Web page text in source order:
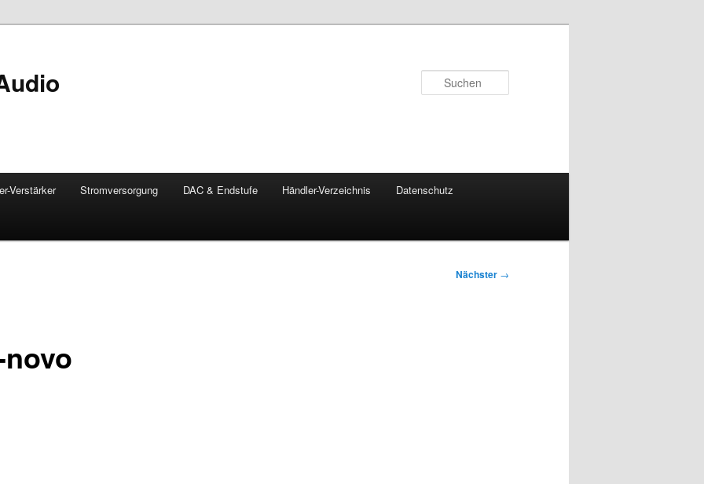
Verstärker Stromversorgung DAC & Endstufe Händler-Verzeichnis Datenschutz
Nächster →